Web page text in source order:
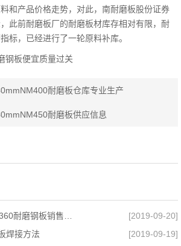
和产品价格走势，对此，南耐磨板股份证券
此前耐磨板厂的耐磨板材库存相对有限，耐
标，已经进行了一轮原料补库。
钢板便宜质量过关
耐磨板仓库专业生产
耐磨板供应信息
[2019-09-20]
焊接方法
[2019-09-19]